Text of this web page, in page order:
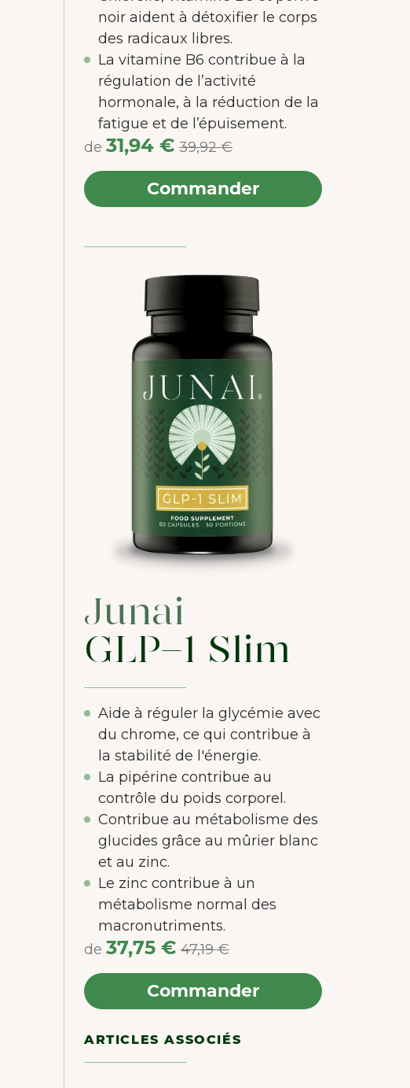
noir aident à détoxifier le corps
des radicaux libres.
La vitamine B6 contribue à la
régulation de l’activité
hormonale, à la réduction de la
fatigue et de l’épuisement.
de 31,94 € 39,92 €
Commander
Junai
GLP-1 Slim
Aide à réguler la glycémie avec
du chrome, ce qui contribue à
la stabilité de l'énergie.
La pipérine contribue au
contrôle du poids corporel.
Contribue au métabolisme des
glucides grâce au mûrier blanc
et au zinc.
Le zinc contribue à un
métabolisme normal des
macronutriments.
de 37,75 € 47,19 €
Commander
ARTICLES ASSOCIÉS